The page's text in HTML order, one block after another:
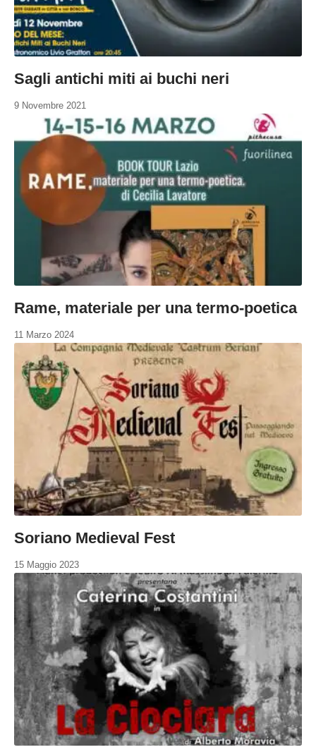
Sagli antichi miti ai buchi neri
9 Novembre 2021
Rame, materiale per una termo-poetica
11 Marzo 2024
Soriano Medieval Fest
15 Maggio 2023